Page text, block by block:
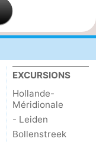
EXCURSIONS
Hollande-
Méridionale
- Leiden
Bollenstreek